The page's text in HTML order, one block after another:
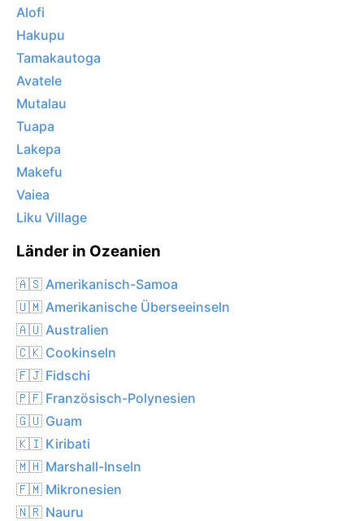
Alofi
Hakupu
Tamakautoga
Avatele
Mutalau
Tuapa
Lakepa
Makefu
Vaiea
Liku Village
Länder in Ozeanien
🇦🇸 Amerikanisch-Samoa
🇺🇲 Amerikanische Überseeinseln
🇦🇺 Australien
🇨🇰 Cookinseln
🇫🇯 Fidschi
🇵🇫 Französisch-Polynesien
🇬🇺 Guam
🇰🇮 Kiribati
🇲🇭 Marshall-Inseln
🇫🇲 Mikronesien
🇳🇷 Nauru